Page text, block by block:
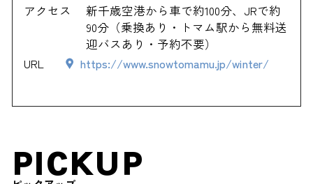
アクセス
新千歳空港から車で約100分、JRで約
90分（乗換あり・トマム駅から無料送
迎バスあり・予約不要）
URL
https://www.snowtomamu.jp/winter/
PICKUP